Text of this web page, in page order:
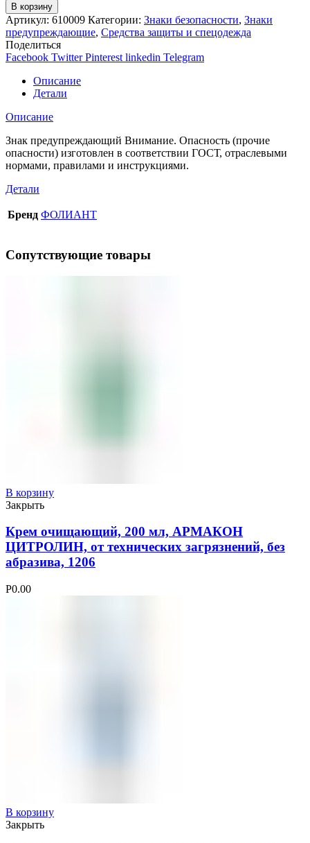
В корзину
Артикул: 610009 Категории: Знаки безопасности, Знаки
предупреждающие, Средства защиты и спецодежда
Поделиться
Facebook Twitter Pinterest linkedin Telegram
Описание
Детали
Описание
Знак предупреждающий Внимание. Опасность (прочие
опасности) изготовлен в соответствии ГОСТ, отраслевыми
нормами, правилами и инструкциями.
Детали
Бренд ФОЛИАНТ
Сопутствующие товары
В корзину
Закрыть
Крем очищающий, 200 мл, АРМАКОН
ЦИТРОЛИН, от технических загрязнений, без
абразива, 1206
Р0.00
В корзину
Закрыть